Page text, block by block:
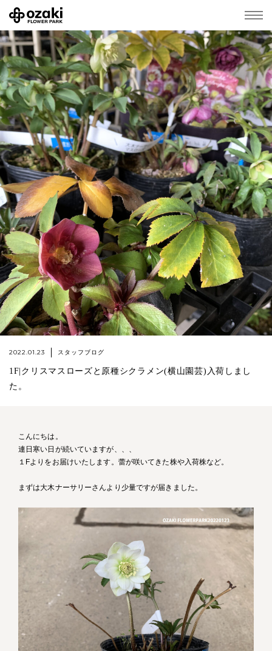
2022.01.23 スタッフブログ
1F|クリスマスローズと原種シクラメン(横山園芸)入荷しまし
た。
こんにちは。
連日寒い日が続いていますが、、、
１Fよりをお届けいたします。蕾が咲いてきた株や入荷株など。
まずは大木ナーサリーさんより少量ですが届きました。